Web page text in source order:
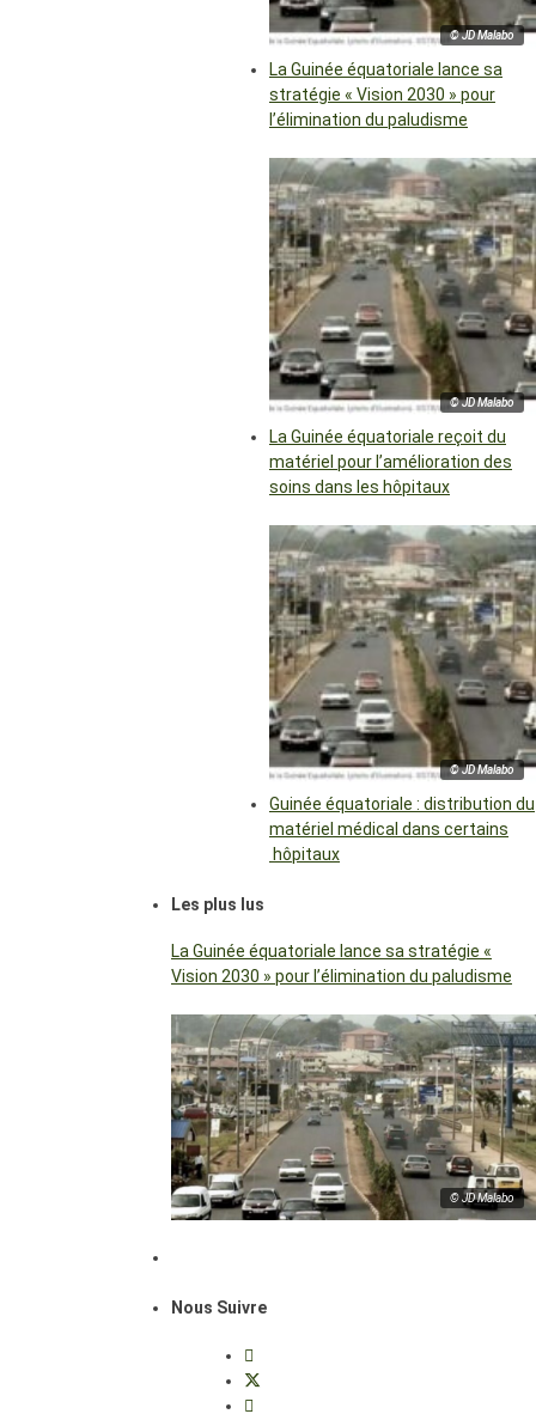
© JD Malabo
La Guinée équatoriale lance sa
stratégie « Vision 2030 » pour
l’élimination du paludisme
© JD Malabo
La Guinée équatoriale reçoit du
matériel pour l’amélioration des
soins dans les hôpitaux
© JD Malabo
Guinée équatoriale : distribution du
matériel médical dans certains
hôpitaux
Les plus lus
La Guinée équatoriale lance sa stratégie «
Vision 2030 » pour l’élimination du paludisme
© JD Malabo
Nous Suivre